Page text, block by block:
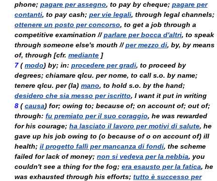
phone; pagare per assegno, to pay by cheque; pagare per
contanti, to pay cash; per vie legali, through legal channels;
ottenere un posto per concorso, to get a job through a
competitive examination //parlare per bocca d'altri, to speak
through someone else's mouth //per mezzo di, by, by means
of, through [cfr. mediante ]
7( modo) by; in: procedere per gradi, to proceed by
degrees; chiamare qlcu. per nome, to call s.o. by name;
tenere qlcu. per(la) mano, to hold s.o. by the hand;
desidero che sia messo per iscritto, I want it put in writing
8 ( causa) for; owing to; because of; on account of; out of;
through: fu premiato per il suo coraggio, he was rewarded
for his courage; ha lasciato il lavoro per motivi di salute, he
gave up his job owing to (o because ofo on account of) ill
health; il progetto fallì per mancanza di fondi, the scheme
failed for lack of money; non si vedeva per la nebbia, you
couldn't see a thing for the fog; era esausto per la fatica, he
was exhausted through his efforts; tutto è successo per